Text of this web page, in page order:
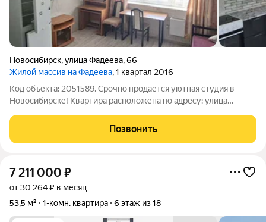
Новосибирск,улица Фадеева,66
Жилой массив на Фадеева, 1 квартал 2016
Код объекта: 2051589. Срочно продаётся уютная студия в
Новосибирске! Квартира расположена по адресу: улица
специалистов или студентов, которые ценят комфорт и
удобство. Квартира находится на первом этаже
Позвонить
7 211 000 ₽
от 30 264 ₽ в месяц
53,5 м²
1-комн. квартира 6 этаж из 18